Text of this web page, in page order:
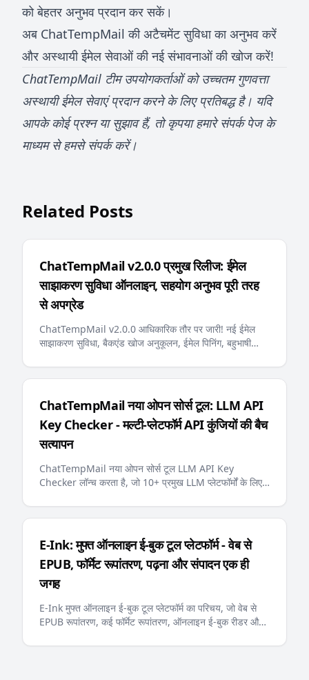
को बेहतर अनुभव प्रदान कर सकें।
अब ChatTempMail की अटैचमेंट सुविधा का अनुभव करें
और अस्थायी ईमेल सेवाओं की नई संभावनाओं की खोज करें!
ChatTempMail टीम उपयोगकर्ताओं को उच्चतम गुणवत्ता
अस्थायी ईमेल सेवाएं प्रदान करने के लिए प्रतिबद्ध है। यदि
आपके कोई प्रश्न या सुझाव हैं, तो कृपया हमारेसंपर्कपेज के
माध्यम से हमसे संपर्क करें।
Related Posts
ChatTempMail v2.0.0 प्रमुख रिलीज: ईमेल
साझाकरण सुविधा ऑनलाइन, सहयोग अनुभव पूरी तरह
से अपग्रेड
ChatTempMail v2.0.0 आधिकारिक तौर पर जारी! नई ईमेल
साझाकरण सुविधा, बैकएंड खोज अनुकूलन, ईमेल पिनिंग, बहुभाषी
उपयोगकर्ताओं को अधिक स्मार्ट और सुविधाजनक अस्थायी ईमेल
ChatTempMail नया ओपन सोर्स टूल: LLM API
Key Checker - मल्टी-प्लेटफॉर्म API कुंजियों की बैच
सत्यापन
ChatTempMail नया ओपन सोर्स टूल LLM API Key
Checker लॉन्च करता है, जो 10+ प्रमुख LLM प्लेटफॉर्मों के लिए
प्रदर्शन का समर्थन करता है
E-Ink: मुफ्त ऑनलाइन ई-बुक टूल प्लेटफॉर्म - वेब से
EPUB, फॉर्मेट रूपांतरण, पढ़ना और संपादन एक ही
जगह
E-Ink मुफ्त ऑनलाइन ई-बुक टूल प्लेटफॉर्म का परिचय, जो वेब से
EPUB रूपांतरण, कई फॉर्मेट रूपांतरण, ऑनलाइन ई-बुक रीडर और
लोकप्रिय पढ़ने वाले उपकरणों का समर्थन करता है